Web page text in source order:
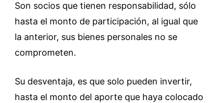
Son socios que tienen responsabilidad, sólo
hasta el monto de participación, al igual que
la anterior, sus bienes personales no se
comprometen.
Su desventaja, es que solo pueden invertir,
hasta el monto del aporte que haya colocado